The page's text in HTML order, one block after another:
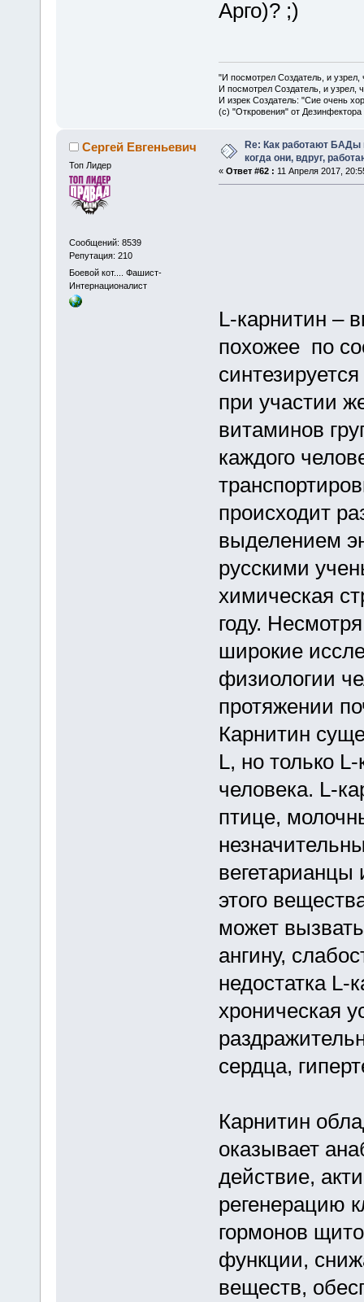
Арго)?
"И посмотрел Создатель, и
И посмотрел Создатель, и узрел,
И изрек Создатель: "Сие очень
(с) "Откровения" от Дезинфектора
Сергей Евгеньевич
Топ Лидер
Сообщений: 8539
Репутация: 210
Боевой кот.... Фашист-
Интернационалист
Re: Как работают
когда они, вдруг,
« Ответ #62 : 11 Апреля 2017,
L-карнитин –
похожее по
при участии
витаминов
каждого
происходит
выделением
русскими
химическая
году.
широкие
физиологии
протяжении
Карнитин
L, но только
человека. L-
птице,
этого
может
ангину,
недостатка L-
хроническая
сердца,
Карнитин
оказывает
действие,
регенерацию
гормонов
функции,
веществ,